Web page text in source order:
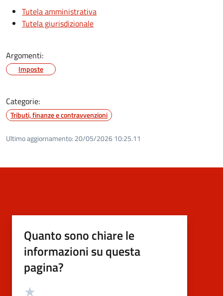
Tutela amministrativa
Tutela giurisdizionale
Argomenti:
Imposte
Categorie:
Tributi, finanze e contravvenzioni
Ultimo aggiornamento: 20/05/2026 10:25.11
Quanto sono chiare le
informazioni su questa
pagina?
Valutazione